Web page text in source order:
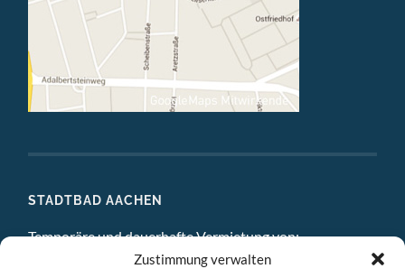
Zustimmung verwalten
STADTBAD AACHEN
Temporäre und dauerhafte Vermietung von: